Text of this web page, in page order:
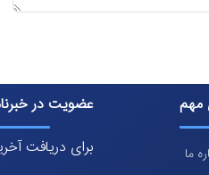
مهم
ما
عضویت در
برای دریافت